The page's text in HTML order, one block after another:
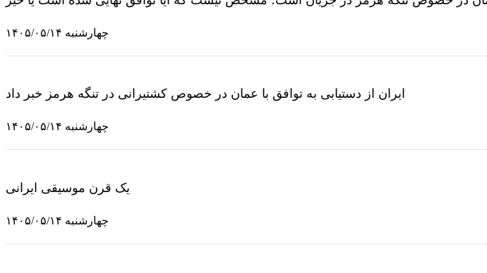
چهارشنبه ۱۴۰۵/۰۵/۱۴
ایران از دستیابی به توافق با عمان در خصوص کشتیرانی در تنگه هرمز خبر داد
چهارشنبه ۱۴۰۵/۰۵/۱۴
یک قرن موسیقی ایرانی
چهارشنبه ۱۴۰۵/۰۵/۱۴